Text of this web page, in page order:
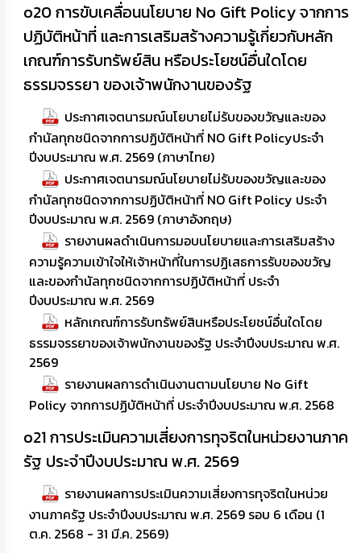
o20 การขับเคลื่อนนโยบาย No Gift Policy จากการ
ปฏิบัติหน้าที่ และการเสริมสร้างความรู้เกี่ยวกับหลัก
เกณฑ์การรับทรัพย์สิน หรือประโยชน์อื่นใดโดย
ธรรมจรรยา ของเจ้าพนักงานของรัฐ
ประกาศเจตนารมณ์นโยบายไม่รับของขวัญและของ
กำนัลทุกชนิดจากการปฏิบัติหน้าที่ NO Gift Policyประจำ
ปีงบประมาณ พ.ศ. 2569 (ภาษาไทย)
ประกาศเจตนารมณ์นโยบายไม่รับของขวัญและของ
กำนัลทุกชนิดจากการปฏิบัติหน้าที่ NO Gift Policy ประจำ
ปีงบประมาณ พ.ศ. 2569 (ภาษาอังกฤษ)
รายงานผลดำเนินการมอบนโยบายและการเสริมสร้าง
ความรู้ความเข้าใจให้เจ้าหน้าที่ในการปฏิเสธการรับของขวัญ
และของกํานัลทุกชนิดจากการปฏิบัติหน้าที่ ประจำ
ปีงบประมาณ พ.ศ. 2569
หลักเกณฑ์การรับทรัพย์สินหรือประโยชน์อื่นใดโดย
ธรรมจรรยาของเจ้าพนักงานของรัฐ ประจำปีงบประมาณ พ.ศ.
2569
รายงานผลการดำเนินงานตามนโยบาย No Gift
Policy จากการปฏิบัติหน้าที่ ประจำปีงบประมาณ พ.ศ. 2568
o21 การประเมินความเสี่ยงการทุจริตในหน่วยงานภาค
รัฐ ประจำปีงบประมาณ พ.ศ. 2569
รายงานผลการประเมินความเสี่ยงการทุจริตในหน่วย
งานภาครัฐ ประจำปีงบประมาณ พ.ศ. 2569 รอบ 6 เดือน (1
ต.ค. 2568 - 31 มี.ค. 2569)